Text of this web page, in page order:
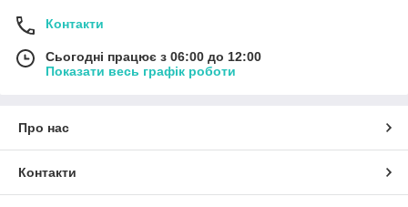
Контакти
Сьогодні працює з 06:00 до 12:00
Показати весь графік роботи
Про нас
Контакти